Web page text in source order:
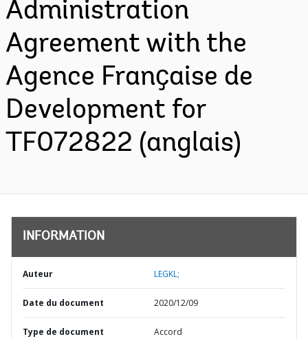
Administration
Agreement with the
Agence Franҫaise de
Development for
TF072822 (anglais)
INFORMATION
Auteur LEGKL;
Date du document 2020/12/09
Type de document Accord